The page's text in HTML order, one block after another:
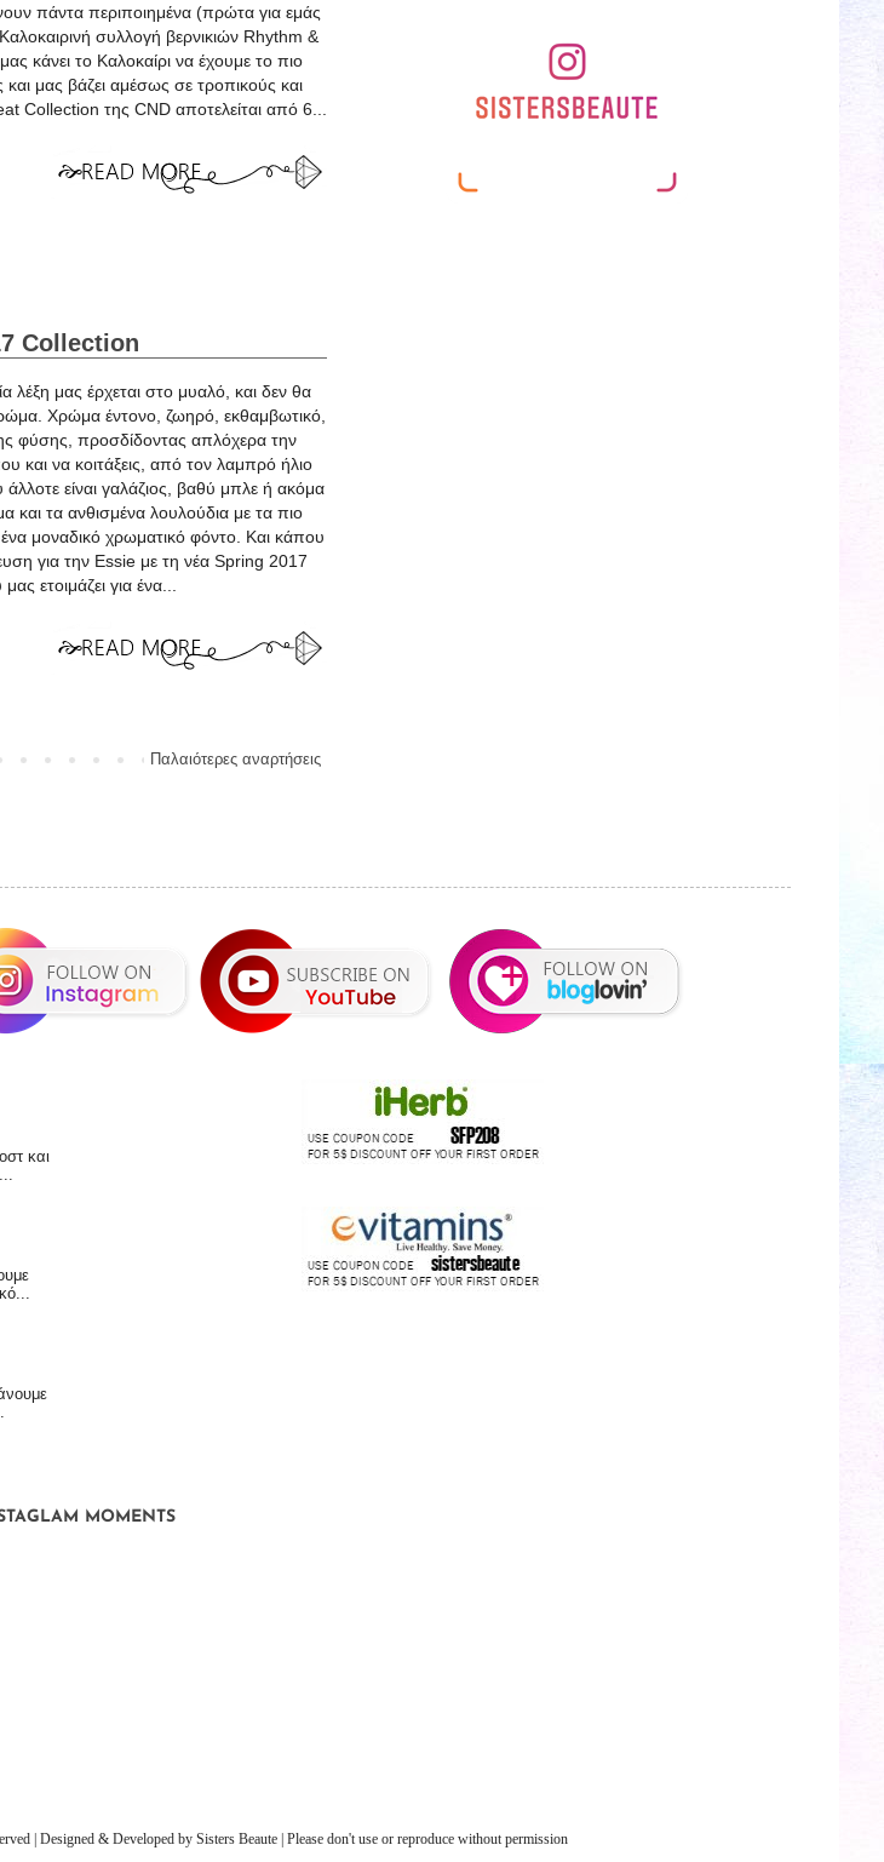
πάντα περιποιημένα (πρώτα για εμάς
συλλογή βερνικιών Rhythm &
κάνει το Καλοκαίρι να έχουμε το πιο
μας βάζει αμέσως σε τροπικούς και
Collection της CND αποτελείται από 6...
Collection
λέξη μας έρχεται στο μυαλό, και δεν θα
Χρώμα έντονο, ζωηρό, εκθαμβωτικό,
φύσης, προσδίδοντας απλόχερα την
και να κοιτάξεις, από τον λαμπρό ήλιο
είναι γαλάζιος, βαθύ μπλε ή ακόμα
και τα ανθισμένα λουλούδια με τα πιο
μοναδικό χρωματικό φόντο. Και κάπου
για την Essie με τη νέα Spring 2017
ετοιμάζει για ένα...
Παλαιότερες αναρτήσεις
και
MOMENTS
| Designed & Developed by Sisters Beaute | Please don't use or reproduce without permission